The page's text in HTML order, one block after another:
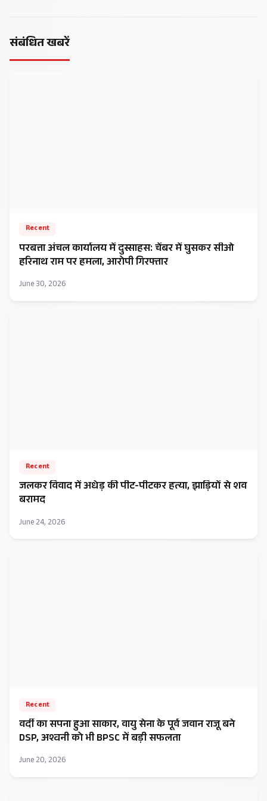
संबंधित खबरें
Recent
परबत्ता अंचल कार्यालय में दुस्साहस: चेंबर में घुसकर सीओ
हरिनाथ राम पर हमला, आरोपी गिरफ्तार
June 30, 2026
Recent
जलकर विवाद में अधेड़ की पीट-पीटकर हत्या, झाड़ियों से शव
बरामद
June 24, 2026
Recent
वर्दी का सपना हुआ साकार, वायु सेना के पूर्व जवान राजू बने
DSP, अश्वनी को भी BPSC में बड़ी सफलता
June 20, 2026